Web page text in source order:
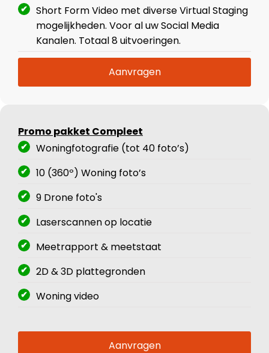
Short Form Video met diverse Virtual Staging
mogelijkheden. Voor al uw Social Media
Kanalen. Totaal 8 uitvoeringen.
Aanvragen
Promo pakket Compleet
Woningfotografie (tot 40 foto’s)
10 (360º) Woning foto’s
9 Drone foto's
Laserscannen op locatie
Meetrapport & meetstaat
2D & 3D plattegronden
Woning video
Aanvragen